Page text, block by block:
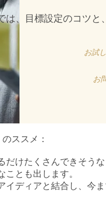
は、目標設定のコツと
お試
お
ススメ：
だけたくさんできそう
とも出します。
イディアと結合し、今